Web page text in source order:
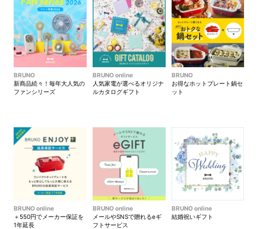
ったりのサイズ感。
き、夏場の通勤やアウトドア
を快適にします。
ファンは面ファスナー付きゴ
ムベルトで固定。形状の異な
るさまざまなファンにも対応
できる設計。
パネルフレームの湾曲調整も
BRUNO
新商品続々！毎年大人気の
ファンシリーズ
BRUNO online
人気家電が選べるオリジナ
ルカタログギフト
BRUNO
お得なホットプレート鍋セ
ット
BRUNO online
＋550円でメーカー保証を
1年延長
BRUNO online
メールやSNSで贈れるeギ
フトサービス
BRUNO online
結婚祝いギフト